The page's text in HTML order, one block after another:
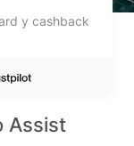
y cashback
Assist